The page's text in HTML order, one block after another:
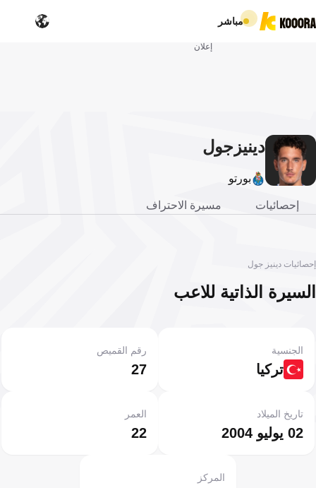
مباشر
إعلان
دينيز جول
بورتو
إحصائيات مسيرة الاحتراف
إحصائيات دينيز جول
السيرة الذاتية للاعب
تركيا
الجنسية
27
رقم القميص
02 يوليو 2004
تاريخ الميلاد
22
العمر
المركز